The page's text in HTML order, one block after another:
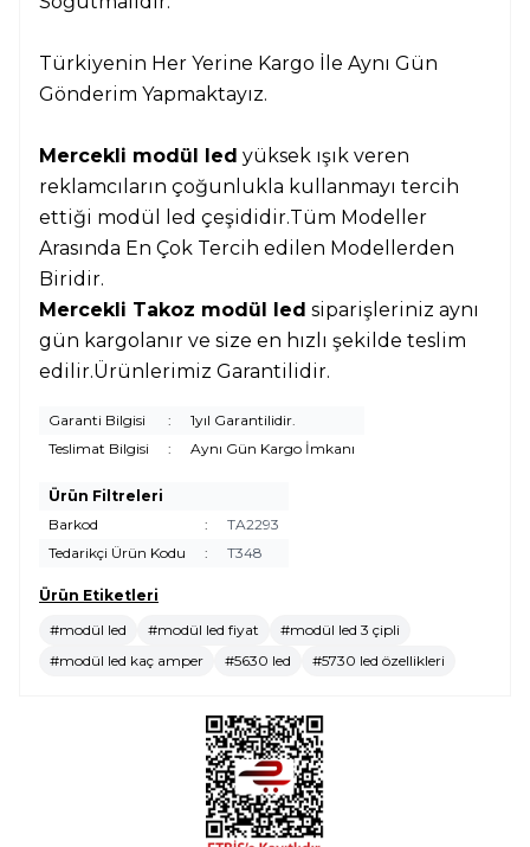
Türkiyenin Her Yerine Kargo İle Aynı Gün
Gönderim Yapmaktayız.
Mercekli modül led yüksek ışık veren
reklamcıların çoğunlukla kullanmayı tercih
ettiği modül led çeşididir.Tüm Modeller
Arasında En Çok Tercih edilen Modellerden
Biridir.
Mercekli Takoz modül led siparişleriniz aynı
gün kargolanır ve size en hızlı şekilde teslim
edilir.Ürünlerimiz Garantilidir.
Garanti Bilgisi :
1yıl Garantilidir.
Teslimat Bilgisi
: Aynı Gün Kargo İmkanı
Ürün Filtreleri
Barkod
:
TA2293
Tedarikçi Ürün Kodu
: T348
Ürün Etiketleri
#modül led
#modül led fiyat
#modül led 3 çipli
#modül led kaç amper
#5630 led #5730 led özellikleri